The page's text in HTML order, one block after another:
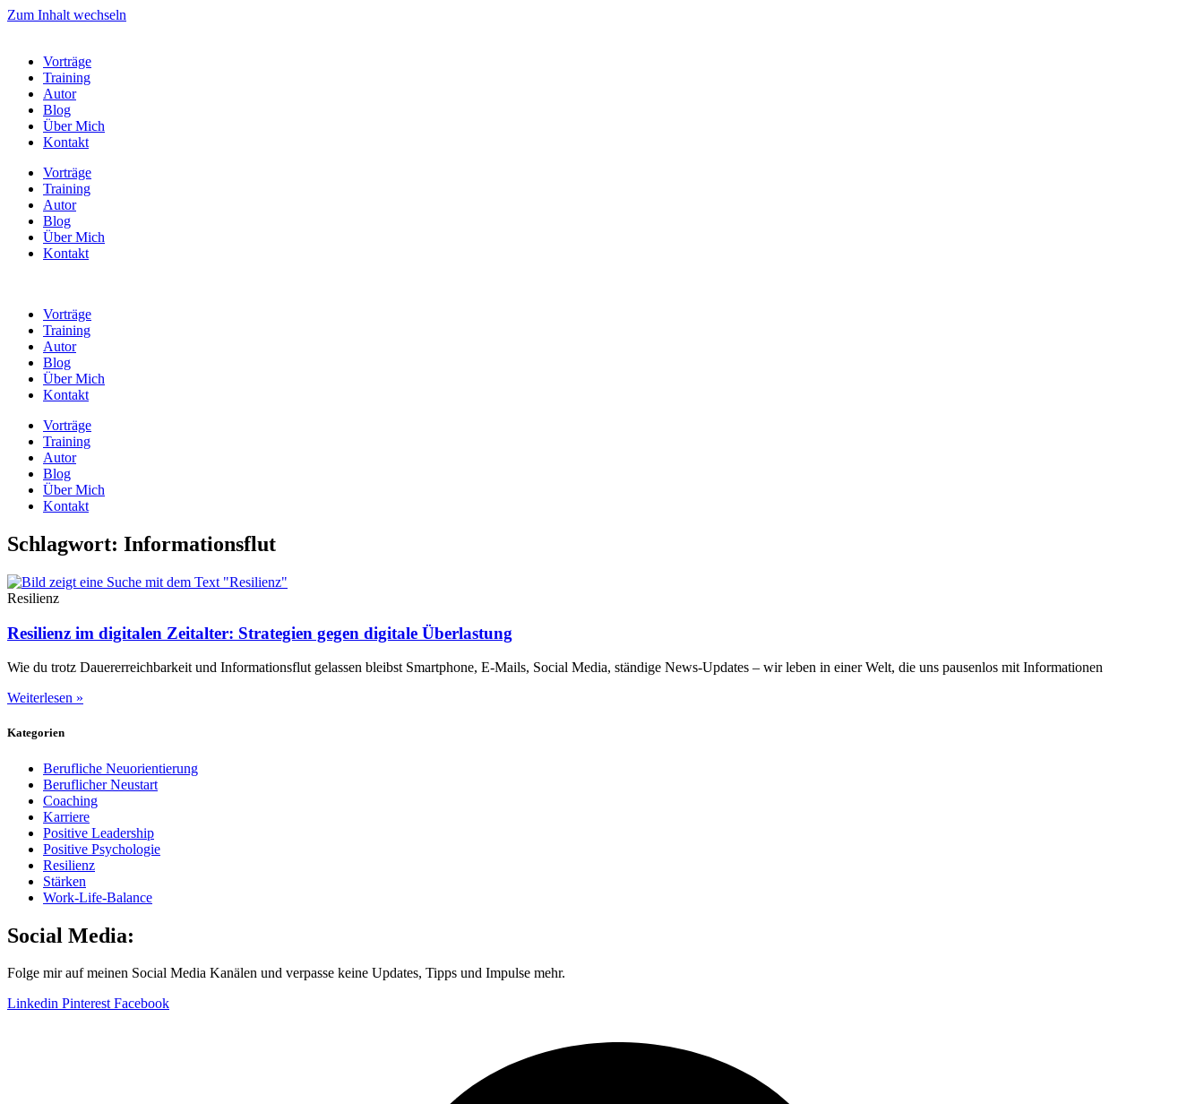
Zum Inhalt wechseln
Vorträge
Training
Autor
Blog
Über Mich
Kontakt
Vorträge
Training
Autor
Blog
Über Mich
Kontakt
Vorträge
Training
Autor
Blog
Über Mich
Kontakt
Vorträge
Training
Autor
Blog
Über Mich
Kontakt
Schlagwort: Informationsflut
Resilienz
Resilienz im digitalen Zeitalter: Strategien gegen digitale Überlastung
Wie du trotz Dauererreichbarkeit und Informationsflut gelassen bleibst Smartphone, E-Mails, Social Media, ständige News-Updates – wir leben in einer Welt, die uns pausenlos mit Informationen
Weiterlesen »
Kategorien
Berufliche Neuorientierung
Beruflicher Neustart
Coaching
Karriere
Positive Leadership
Positive Psychologie
Resilienz
Stärken
Work-Life-Balance
Social Media:
Folge mir auf meinen Social Media Kanälen und verpasse keine Updates, Tipps und Impulse mehr.
Linkedin Pinterest Facebook